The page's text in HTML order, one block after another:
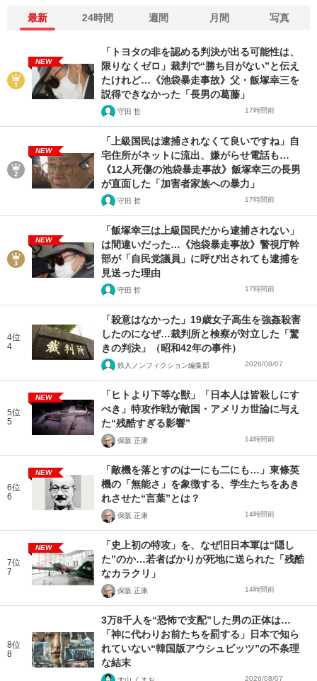
最新 24時間 週間 月間 写真
NEW
「トヨタの非を認める判決が出る可能性は、
限りなくゼロ」裁判で“勝ち目がない”と伝え
たけれど…《池袋暴走事故》父・飯塚幸三を
説得できなかった「長男の葛藤」
守田 哲 17時間前
NEW
「上級国民は逮捕されなくて良いですね」自
宅住所がネットに流出、嫌がらせ電話も…
《12人死傷の池袋暴走事故》飯塚幸三の長男
が直面した「加害者家族への暴力」
守田 哲 17時間前
NEW
「飯塚幸三は上級国民だから逮捕されない」
は間違いだった…《池袋暴走事故》警視庁幹
部が「自民党議員」に呼び出されても逮捕を
見送った理由
守田 哲 17時間前
4位
4
「殺意はなかった」19歳女子高生を強姦殺害
したのになぜ…裁判所と検察が対立した「驚
きの判決」（昭和42年の事件）
鉄人ノンフィクション編集部 2026/08/07
5位
5
NEW
「ヒトより下等な獣」「日本人は皆殺しにす
べき」特攻作戦が敵国・アメリカ世論に与え
た“残酷すぎる影響”
保阪 正康 14時間前
6位
6
NEW
「敵機を落とすのは一にも二にも…」東條英
機の「無能さ」を象徴する、学生たちをあき
れさせた“言葉”とは？
保阪 正康 14時間前
7位
7
NEW
「史上初の特攻」を、なぜ旧日本軍は“隠し
た”のか…若者ばかりが死地に送られた「残酷
なカラクリ」
保阪 正康 14時間前
8位
8
3万8千人を“恐怖で支配”した男の正体は…
「神に代わりお前たちを罰する」日本で知ら
れていない“韓国版アウシュビッツ”の不条理
な結末
2026/08/07